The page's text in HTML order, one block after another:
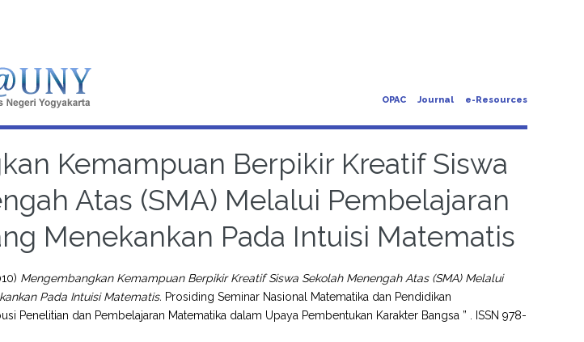
OPAC Journal e-Resources
Kemampuan Berpikir Kreatif Siswa
Atas (SMA) Melalui Pembelajaran
Menekankan Pada Intuisi Matematis
Mengembangkan Kemampuan Berpikir Kreatif Siswa Sekolah Menengah Atas (SMA) Melalui
Pada Intuisi Matematis. Prosiding Seminar Nasional Matematika dan Pendidikan
Penelitian dan Pembelajaran Matematika dalam Upaya Pembentukan Karakter Bangsa ” . ISSN 978-